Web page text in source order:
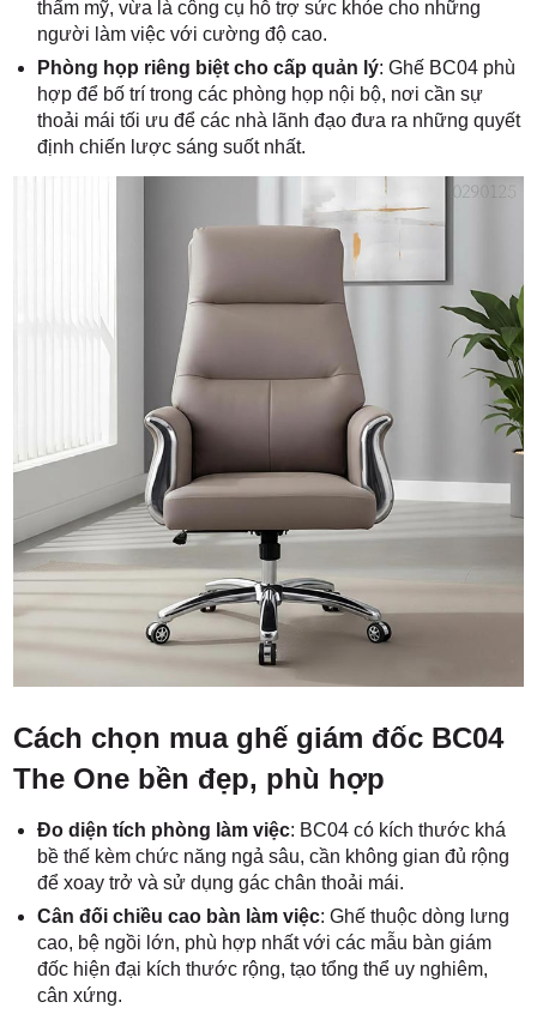
thẩm mỹ, vừa là công cụ hỗ trợ sức khỏe cho những
người làm việc với cường độ cao.
Phòng họp riêng biệt cho cấp quản lý: Ghế BC04 phù
hợp để bố trí trong các phòng họp nội bộ, nơi cần sự
thoải mái tối ưu để các nhà lãnh đạo đưa ra những quyết
định chiến lược sáng suốt nhất.
Cách chọn mua ghế giám đốc BC04
The One bền đẹp, phù hợp
Đo diện tích phòng làm việc: BC04 có kích thước khá
bề thế kèm chức năng ngả sâu, cần không gian đủ rộng
để xoay trở và sử dụng gác chân thoải mái.
Cân đối chiều cao bàn làm việc: Ghế thuộc dòng lưng
cao, bệ ngồi lớn, phù hợp nhất với các mẫu bàn giám
đốc hiện đại kích thước rộng, tạo tổng thể uy nghiêm,
cân xứng.